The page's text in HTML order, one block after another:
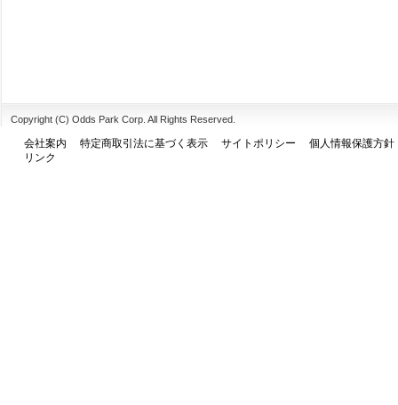
Copyright (C) Odds Park Corp. All Rights Reserved.
会社案内 特定商取引法に基づく表示 サイトポリシー
個人情報保護方針
リンク